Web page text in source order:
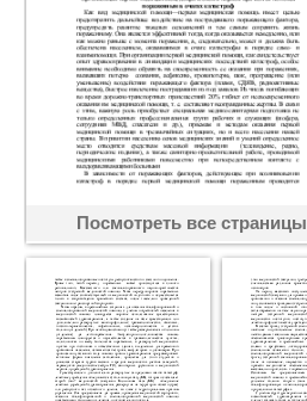
Посмотреть все страницы